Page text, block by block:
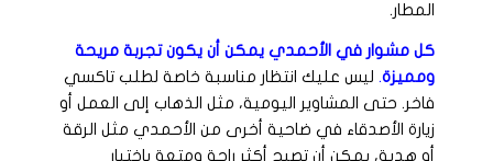
المطار.
كل مشوار في الأحمدي يمكن أن يكون تجربة مريحة
ومميزة. ليس عليك انتظار مناسبة خاصة لطلب تاكسي
فاخر. حتى المشاوير اليومية، مثل الذهاب إلى العمل أو
زيارة الأصدقاء في ضاحية أخرى من الأحمدي مثل الرقة
أو هدية، يمكن أن تصبح أكثر راحة ومتعة باختيار